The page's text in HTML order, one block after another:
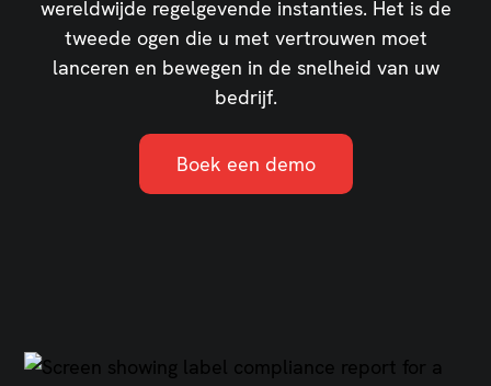
wereldwijde regelgevende instanties. Het is de
tweede ogen die u met vertrouwen moet
lanceren en bewegen in de snelheid van uw
bedrijf.
Boek een demo